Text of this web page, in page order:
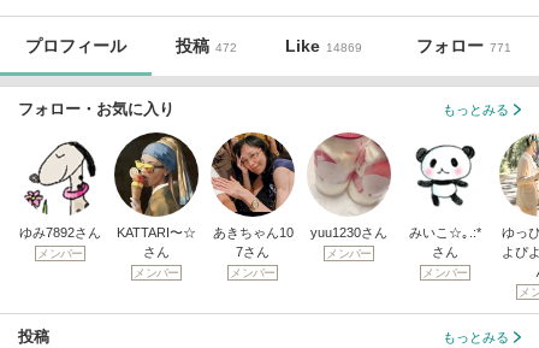
プロフィール 投稿 472 Like 14869 フォロー 771
フォロー・お気に入り もっとみる
ゆみ7892さん
メンバー
KATTARI〜☆
さん
メンバー
あきちゃん10
7さん
メンバー
yuu1230さん
メンバー
みいこ☆｡.:*
さん
メンバー
ゆっ
よぴ
メ
投稿 もっとみる